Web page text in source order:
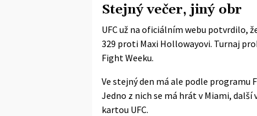
Stejný večer, jiný obr
UFC už na oficiálním webu potvrdilo,
329 proti Maxi Hollowayovi. Turnaj
Fight Weeku.
Ve stejný den má ale podle programu
Jedno z nich se má hrát v Miami, další
kartou UFC.